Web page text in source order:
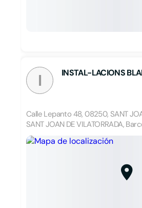
I INSTAL-LACIONS
Calle Lepanto 48, 08250, SANT
SANT JOAN DE VILATORRADA,